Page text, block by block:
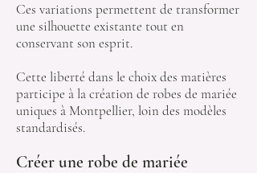
Ces variations permettent de transformer
une silhouette existante tout en
conservant son esprit.
Cette liberté dans le choix des matières
participe à la création de robes de mariée
uniques à Montpellier, loin des modèles
standardisés.
Créer une robe de mariée